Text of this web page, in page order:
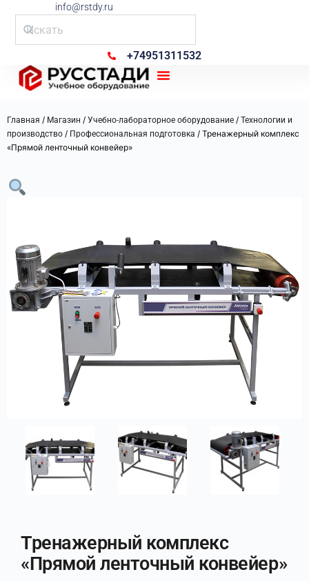
info@rstdy.ru
+74951311532
Главная / Магазин / Учебно-лабораторное оборудование / Технологии и
производство / Профессиональная подготовка / Тренажерный комплекс
«Прямой ленточный конвейер»
Тренажерный комплекс
«Прямой ленточный конвейер»